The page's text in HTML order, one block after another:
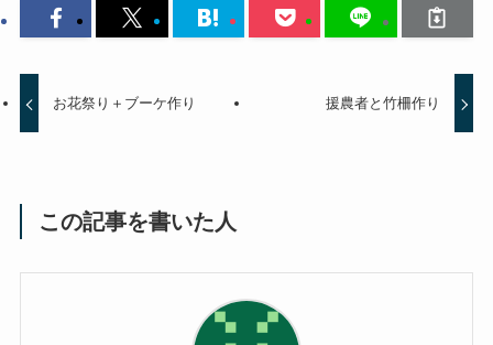
お花祭り＋ブーケ作り 援農者と竹柵作り
この記事を書いた人